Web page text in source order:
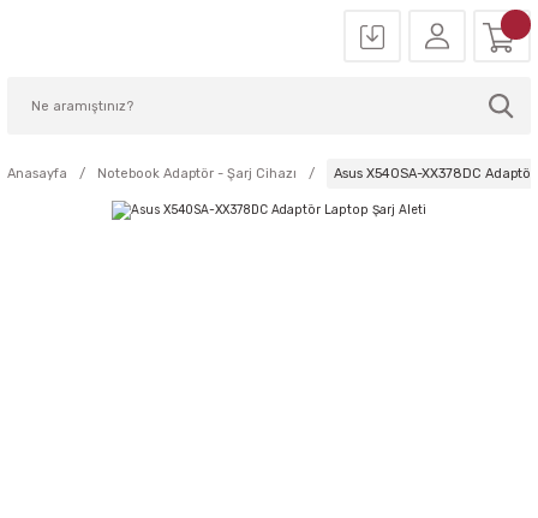
Anasayfa Notebook Adaptör - Şarj Cihazı Asus X540SA-XX378DC